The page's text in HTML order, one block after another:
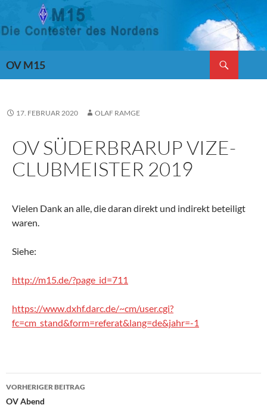
OV M15
17. FEBRUAR 2020 OLAF RAMGE
OV SÜDERBRARUP VIZE-
CLUBMEISTER 2019
Vielen Dank an alle, die daran direkt und indirekt beteiligt
waren.
Siehe:
http://m15.de/?page_id=711
https://www.dxhf.darc.de/~cm/user.cgi?
fc=cm_stand&form=referat&lang=de&jahr=-1
VORHERIGER BEITRAG
OV Abend